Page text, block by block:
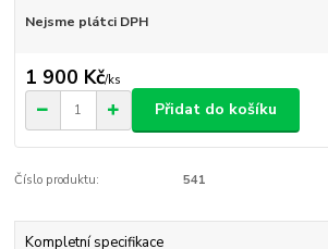
Nejsme plátci DPH
1 900 Kč/ks
Přidat do košíku
Číslo produktu: 541
Kompletní specifikace